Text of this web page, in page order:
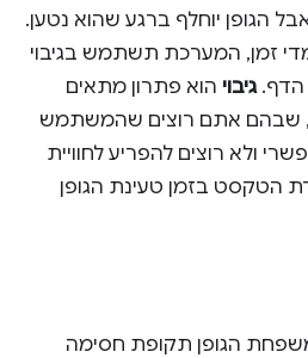
הגופן יוחלף ברגע שהוא נטען.
זמן, המערכת תשתמש בגיבוי
הדף.גיבוי הוא פתרון מתאים
שבהם אתם רוצים שהמשתמש
ולא רוצים להפריע לחוויית
הטקסט בזמן טעינת הגופן
הגופן תקופת חסימה